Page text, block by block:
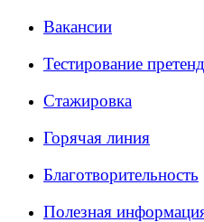
Вакансии
Тестирование
Стажировка
Горячая линия
Благотворительность
Полезная